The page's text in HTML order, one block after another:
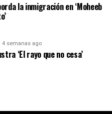
la inmigración en ‘Moheeb
4 semanas ago
‘El rayo que no cesa’